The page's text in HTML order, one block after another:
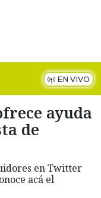
EN VIVO
ayuda
de
en Twitter
acá el